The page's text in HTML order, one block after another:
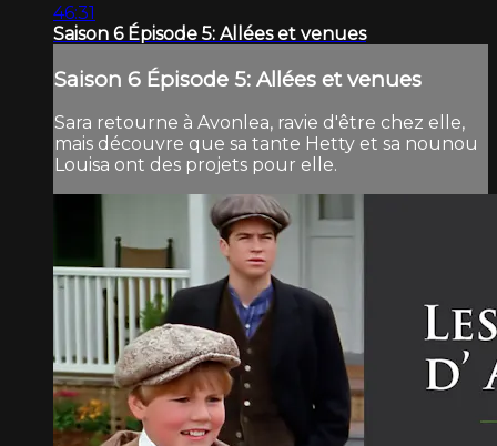
46:31
Saison 6 Épisode 5: Allées et venues
Saison 6 Épisode 5: Allées et venues
Sara retourne à Avonlea, ravie d'être chez elle,
mais découvre que sa tante Hetty et sa nounou
Louisa ont des projets pour elle.